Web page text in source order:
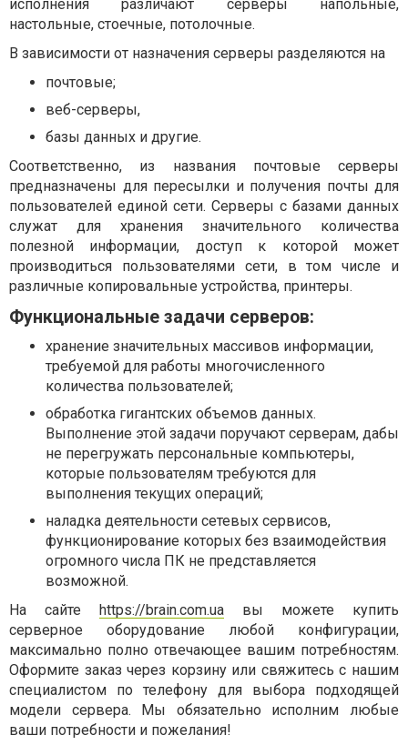
исполнения различают серверы напольные,
настольные, стоечные, потолочные.
В зависимости от назначения серверы разделяются на
почтовые;
веб-серверы,
базы данных и другие.
Соответственно, из названия почтовые серверы
предназначены для пересылки и получения почты для
пользователей единой сети. Серверы с базами данных
служат для хранения значительного количества
полезной информации, доступ к которой может
производиться пользователями сети, в том числе и
различные копировальные устройства, принтеры.
Функциональные задачи серверов:
хранение значительных массивов информации,
требуемой для работы многочисленного
количества пользователей;
обработка гигантских объемов данных.
Выполнение этой задачи поручают серверам, дабы
не перегружать персональные компьютеры,
которые пользователям требуются для
выполнения текущих операций;
наладка деятельности сетевых сервисов,
функционирование которых без взаимодействия
огромного числа ПК не представляется
возможной.
На сайте https://brain.com.ua вы можете купить
серверное оборудование любой конфигурации,
максимально полно отвечающее вашим потребностям.
Оформите заказ через корзину или свяжитесь с нашим
специалистом по телефону для выбора подходящей
модели сервера. Мы обязательно исполним любые
ваши потребности и пожелания!